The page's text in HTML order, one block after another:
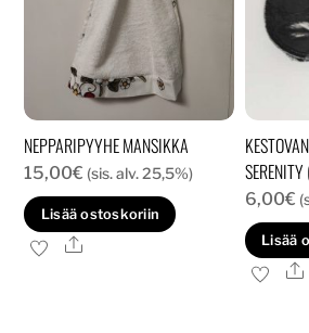
NEPPARIPYYHE MANSIKKA
15,00€ (sis. alv. 25,5%)
Lisää ostoskoriin
Ale
6,00€
Lisää